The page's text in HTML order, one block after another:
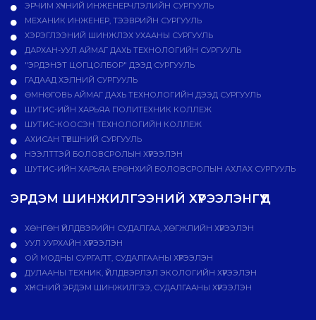
ЭРЧИМ ХҮЧНИЙ ИНЖЕНЕРЧЛЭЛИЙН СУРГУУЛЬ
МЕХАНИК ИНЖЕНЕР, ТЭЭВРИЙН СУРГУУЛЬ
ХЭРЭГЛЭЭНИЙ ШИНЖЛЭХ УХААНЫ СУРГУУЛЬ
ДАРХАН-УУЛ АЙМАГ ДАХЬ ТЕХНОЛОГИЙН СУРГУУЛЬ
"ЭРДЭНЭТ ЦОГЦОЛБОР" ДЭЭД СУРГУУЛЬ
ГАДААД ХЭЛНИЙ СУРГУУЛЬ
ӨМНӨГОВЬ АЙМАГ ДАХЬ ТЕХНОЛОГИЙН ДЭЭД СУРГУУЛЬ
ШУТИС-ИЙН ХАРЬЯА ПОЛИТЕХНИК КОЛЛЕЖ
ШУТИС-КООСЭН ТЕХНОЛОГИЙН КОЛЛЕЖ
АХИСАН ТҮВШНИЙ СУРГУУЛЬ
НЭЭЛТТЭЙ БОЛОВСРОЛЫН ХҮРЭЭЛЭН
ШУТИС-ИЙН ХАРЬЯА ЕРӨНХИЙ БОЛОВСРОЛЫН АХЛАХ СУРГУУЛЬ
ЭРДЭМ ШИНЖИЛГЭЭНИЙ ХҮРЭЭЛЭНГҮҮД
ХӨНГӨН ҮЙЛДВЭРИЙН СУДАЛГАА, ХӨГЖЛИЙН ХҮРЭЭЛЭН
УУЛ УУРХАЙН ХҮРЭЭЛЭН
ОЙ МОДНЫ СУРГАЛТ, СУДАЛГААНЫ ХҮРЭЭЛЭН
ДУЛААНЫ ТЕХНИК, ҮЙЛДВЭРЛЭЛ ЭКОЛОГИЙН ХҮРЭЭЛЭН
ХҮНСНИЙ ЭРДЭМ ШИНЖИЛГЭЭ, СУДАЛГААНЫ ХҮРЭЭЛЭН